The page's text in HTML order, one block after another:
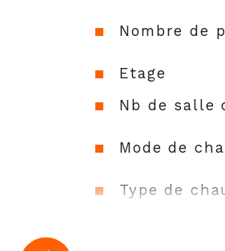
Nombre de
Etage
Nb de salle
Mode de
Type de